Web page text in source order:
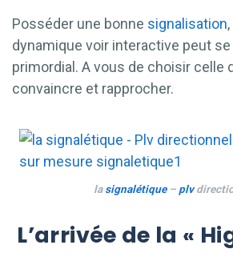
Posséder une bonne signalisation
dynamique voir interactive peut
primordial. A vous de choisir celle
convaincre et rapprocher.
lasignalétique– plv
L’arrivée de la «